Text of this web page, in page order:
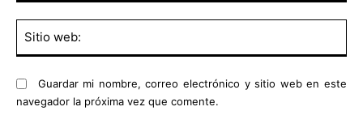
Guardar mi nombre, correo electrónico y sitio web en este
navegador la próxima vez que comente.